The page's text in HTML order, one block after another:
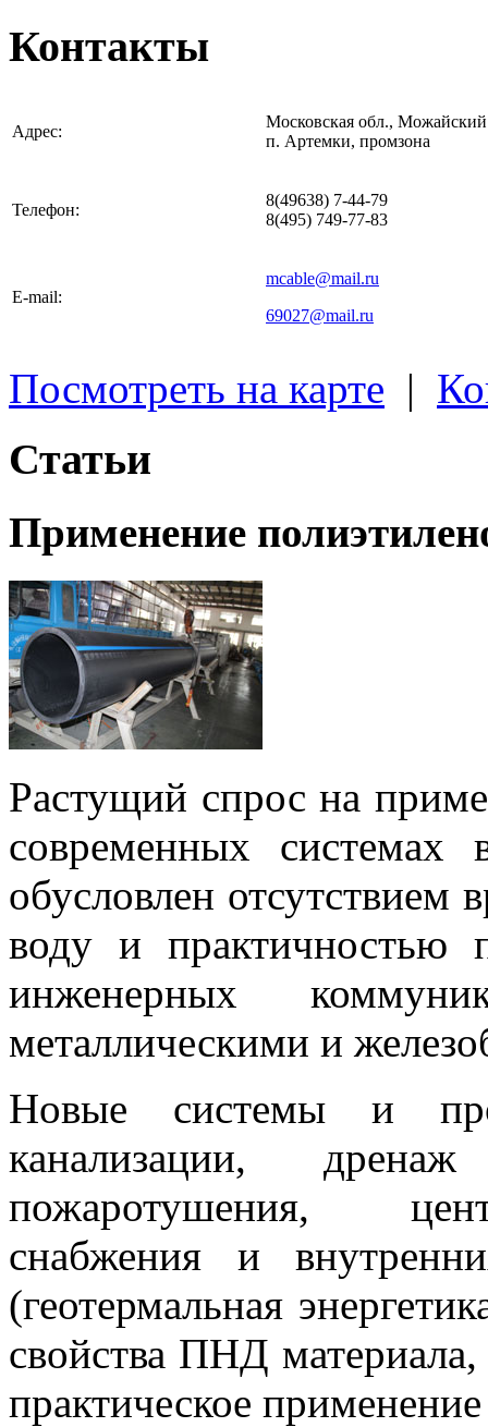
Контакты
Адрес:
Московская обл.,
п. Артемки, промзона
Телефон:
8(49638) 7-44-79
8(495) 749-77-83
E-mail:
mcable@mail.ru
69027@mail.ru
Посмотреть на карте |
Статьи
Применение
Растущий спрос на
современных системах
обусловлен отсутствием
воду и практичностью
инженерных
металлическими и
Новые системы и
канализации,
пожаротушения,
снабжения и
(геотермальная
свойства ПНД
практическое